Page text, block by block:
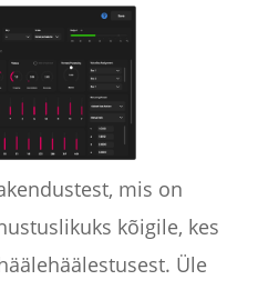
mis on
kõigile, kes
Üle